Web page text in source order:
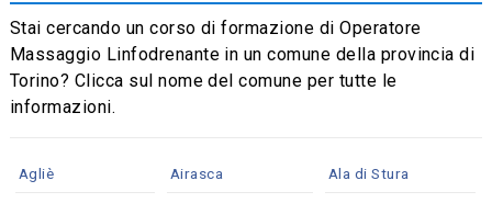
Stai cercando un corso di formazione di Operatore
Massaggio Linfodrenante in un comune della provincia di
Torino? Clicca sul nome del comune per tutte le
informazioni.
Agliè Airasca Ala di Stura